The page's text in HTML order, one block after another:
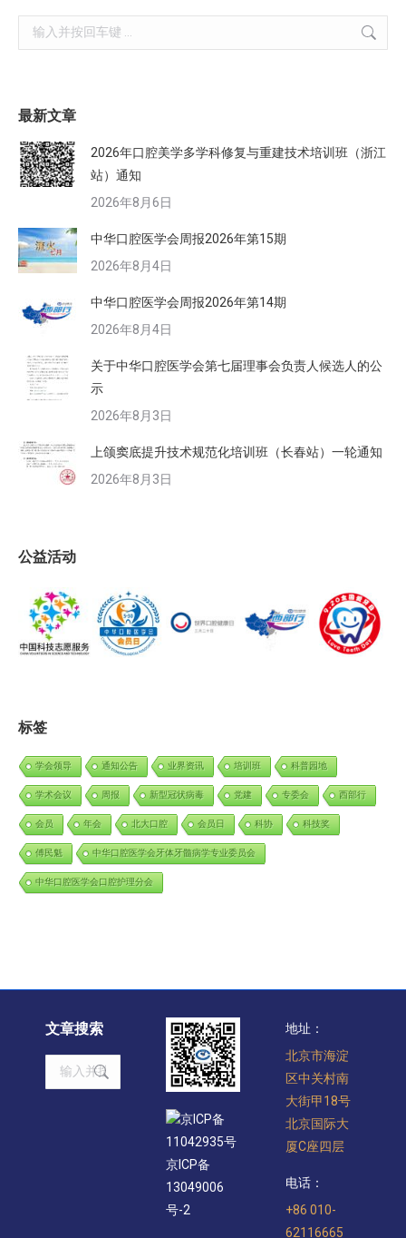
Search:
最新文章
2026年口腔美学多学科修复与重建技术培训班（浙江
站）通知
2026年8月6日
中华口腔医学会周报2026年第15期
2026年8月4日
中华口腔医学会周报2026年第14期
2026年8月4日
关于中华口腔医学会第七届理事会负责人候选人的公
示
2026年8月3日
上颌窦底提升技术规范化培训班（长春站）一轮通知
2026年8月3日
公益活动
标签
学会领导 通知公告 业界资讯 培训班 科普园地
学术会议 周报 新型冠状病毒 党建 专委会 西部行
会员 年会 北大口腔 会员日 科协 科技奖
傅民魁 中华口腔医学会牙体牙髓病学专业委员会
中华口腔医学会口腔护理分会
文章搜索
Search:
京ICP备
11042935号
京ICP备
13049006
号-2
地址：
北京市海淀
区中关村南
大街甲18号
北京国际大
厦C座四层
电话：
+86 010-
62116665